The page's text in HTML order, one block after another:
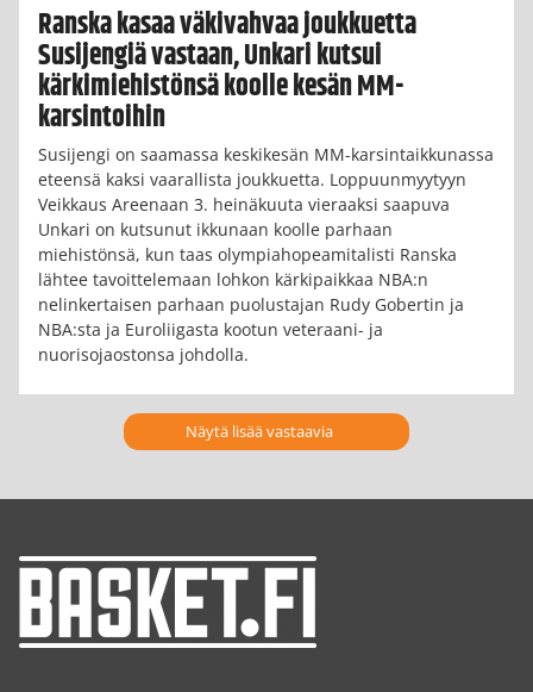
Ranska kasaa väkivahvaa joukkuetta
Susijengiä vastaan, Unkari kutsui
kärkimiehistönsä koolle kesän MM-
karsintoihin
Susijengi on saamassa keskikesän MM-karsintaikkunassa
eteensä kaksi vaarallista joukkuetta. Loppuunmyytyyn
Veikkaus Areenaan 3. heinäkuuta vieraaksi saapuva
Unkari on kutsunut ikkunaan koolle parhaan
miehistönsä, kun taas olympiahopeamitalisti Ranska
lähtee tavoittelemaan lohkon kärkipaikkaa NBA:n
nelinkertaisen parhaan puolustajan Rudy Gobertin ja
NBA:sta ja Euroliigasta kootun veteraani- ja
nuorisojaostonsa johdolla.
Näytä lisää vastaavia